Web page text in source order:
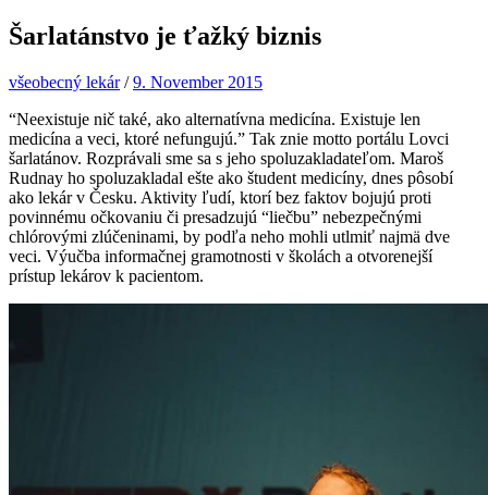
Šarlatánstvo je ťažký biznis
všeobecný lekár/9. November 2015
“Neexistuje nič také, ako alternatívna medicína. Existuje len
medicína a veci, ktoré nefungujú.” Tak znie motto portálu Lovci
šarlatánov. Rozprávali sme sa s jeho spoluzakladateľom. Maroš
Rudnay ho spoluzakladal ešte ako študent medicíny, dnes pôsobí
ako lekár v Česku. Aktivity ľudí, ktorí bez faktov bojujú proti
povinnému očkovaniu či presadzujú “liečbu” nebezpečnými
chlórovými zlúčeninami, by podľa neho mohli utlmiť najmä dve
veci. Výučba informačnej gramotnosti v školách a otvorenejší
prístup lekárov k pacientom.